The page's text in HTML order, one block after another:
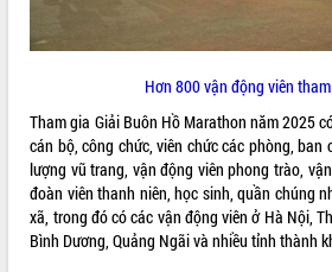
Hơn 800 vận động viên
Tham gia Giải Buôn Hồ Marathon năm 2025
cán bộ, công chức, viên chức các phòng, ban
lượng vũ trang, vận động viên phong trào,
đoàn viên thanh niên, học sinh, quần chúng
xã, trong đó có các vận động viên ở Hà Nội,
Bình Dương, Quảng Ngãi và nhiều tỉnh thành